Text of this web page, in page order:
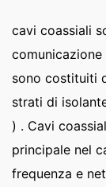
cavi coassiali
sono costituiti
strati di
) . Cavi
principale nel
frequenza e